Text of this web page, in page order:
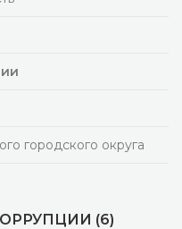
городского округа
(6)